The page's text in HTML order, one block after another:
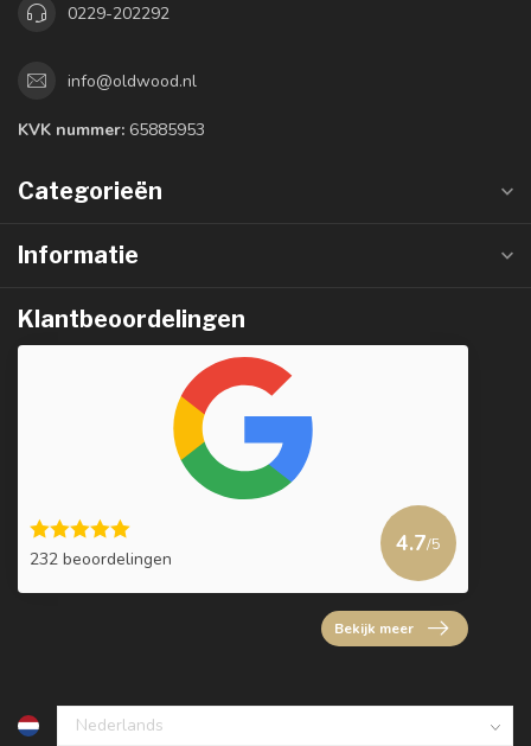
0229-202292
info@oldwood.nl
KVK nummer: 65885953
Categorieën
Informatie
Klantbeoordelingen
232 beoordelingen
4.7/5
Bekijk meer